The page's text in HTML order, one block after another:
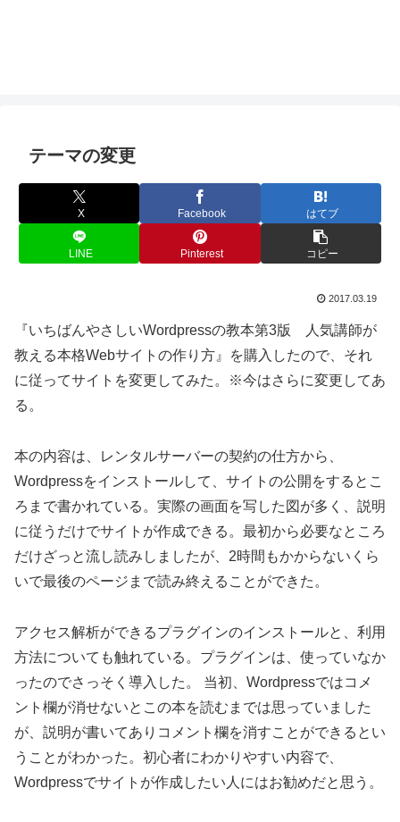
テーマの変更
X Facebook はてブ
LINE Pinterest コピー
2017.03.19
『いちばんやさしいWordpressの教本第3版 人気講師が
教える本格Webサイトの作り方』を購入したので、それ
に従ってサイトを変更してみた。※今はさらに変更してあ
る。
本の内容は、レンタルサーバーの契約の仕方から、
Wordpressをインストールして、サイトの公開をするとこ
ろまで書かれている。実際の画面を写した図が多く、説明
に従うだけでサイトが作成できる。最初から必要なところ
だけざっと流し読みしましたが、2時間もかからないくら
いで最後のページまで読み終えることができた。
アクセス解析ができるプラグインのインストールと、利用
方法についても触れている。プラグインは、使っていなか
ったのでさっそく導入した。 当初、Wordpressではコメ
ント欄が消せないとこの本を読むまでは思っていました
が、説明が書いてありコメント欄を消すことができるとい
うことがわかった。初心者にわかりやすい内容で、
Wordpressでサイトが作成したい人にはお勧めだと思う。